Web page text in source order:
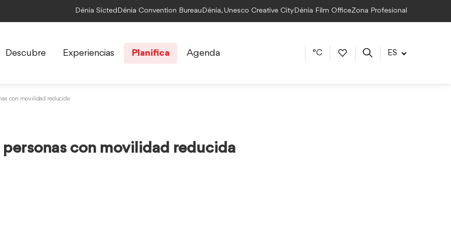
Dénia Sicted Dénia Convention Bureau Dénia, Unesco Creative CityDénia Film OfficeZona Profesional
Descubre Experiencias Planifica Agenda °C ES
con movilidad reducida
con movilidad reducida